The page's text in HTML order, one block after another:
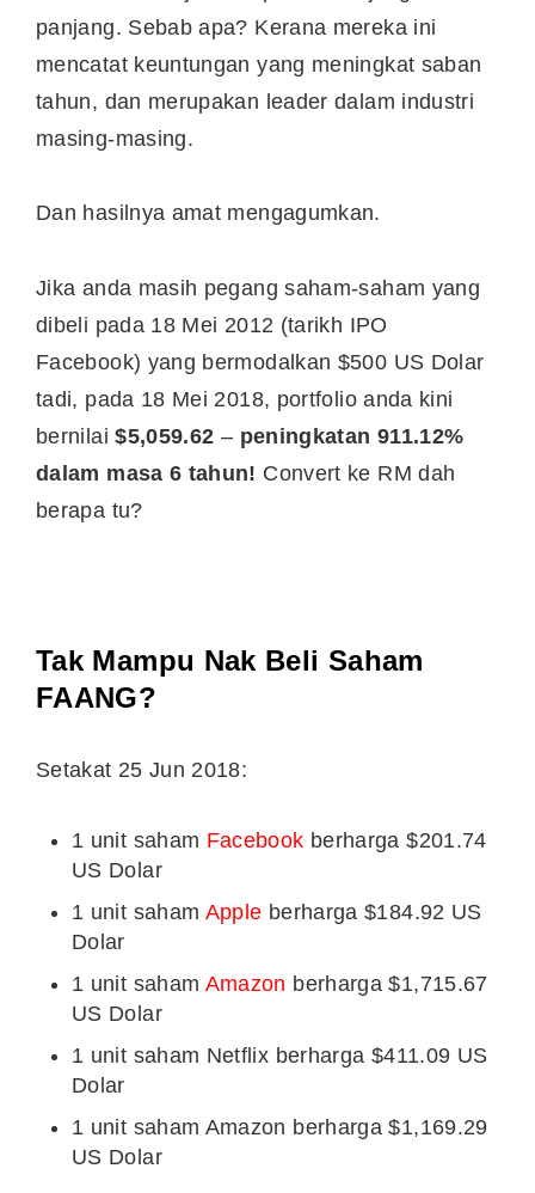
panjang. Sebab apa? Kerana mereka ini
mencatat keuntungan yang meningkat saban
tahun, dan merupakan leader dalam industri
masing-masing.
Dan hasilnya amat mengagumkan.
Jika anda masih pegang saham-saham yang
dibeli pada 18 Mei 2012 (tarikh IPO
Facebook) yang bermodalkan $500 US Dolar
tadi, pada 18 Mei 2018, portfolio anda kini
bernilai$5,059.62 – peningkatan 911.12%
dalam masa 6 tahun! Convert ke RM dah
berapa tu?
Tak Mampu Nak Beli Saham
FAANG?
Setakat 25 Jun 2018:
1 unit saham Facebook berharga $201.74
US Dolar
1 unit saham Apple berharga $184.92 US
Dolar
1 unit saham Amazon berharga $1,715.67
US Dolar
1 unit saham Netflix berharga $411.09 US
Dolar
1 unit saham Amazon berharga $1,169.29
US Dolar